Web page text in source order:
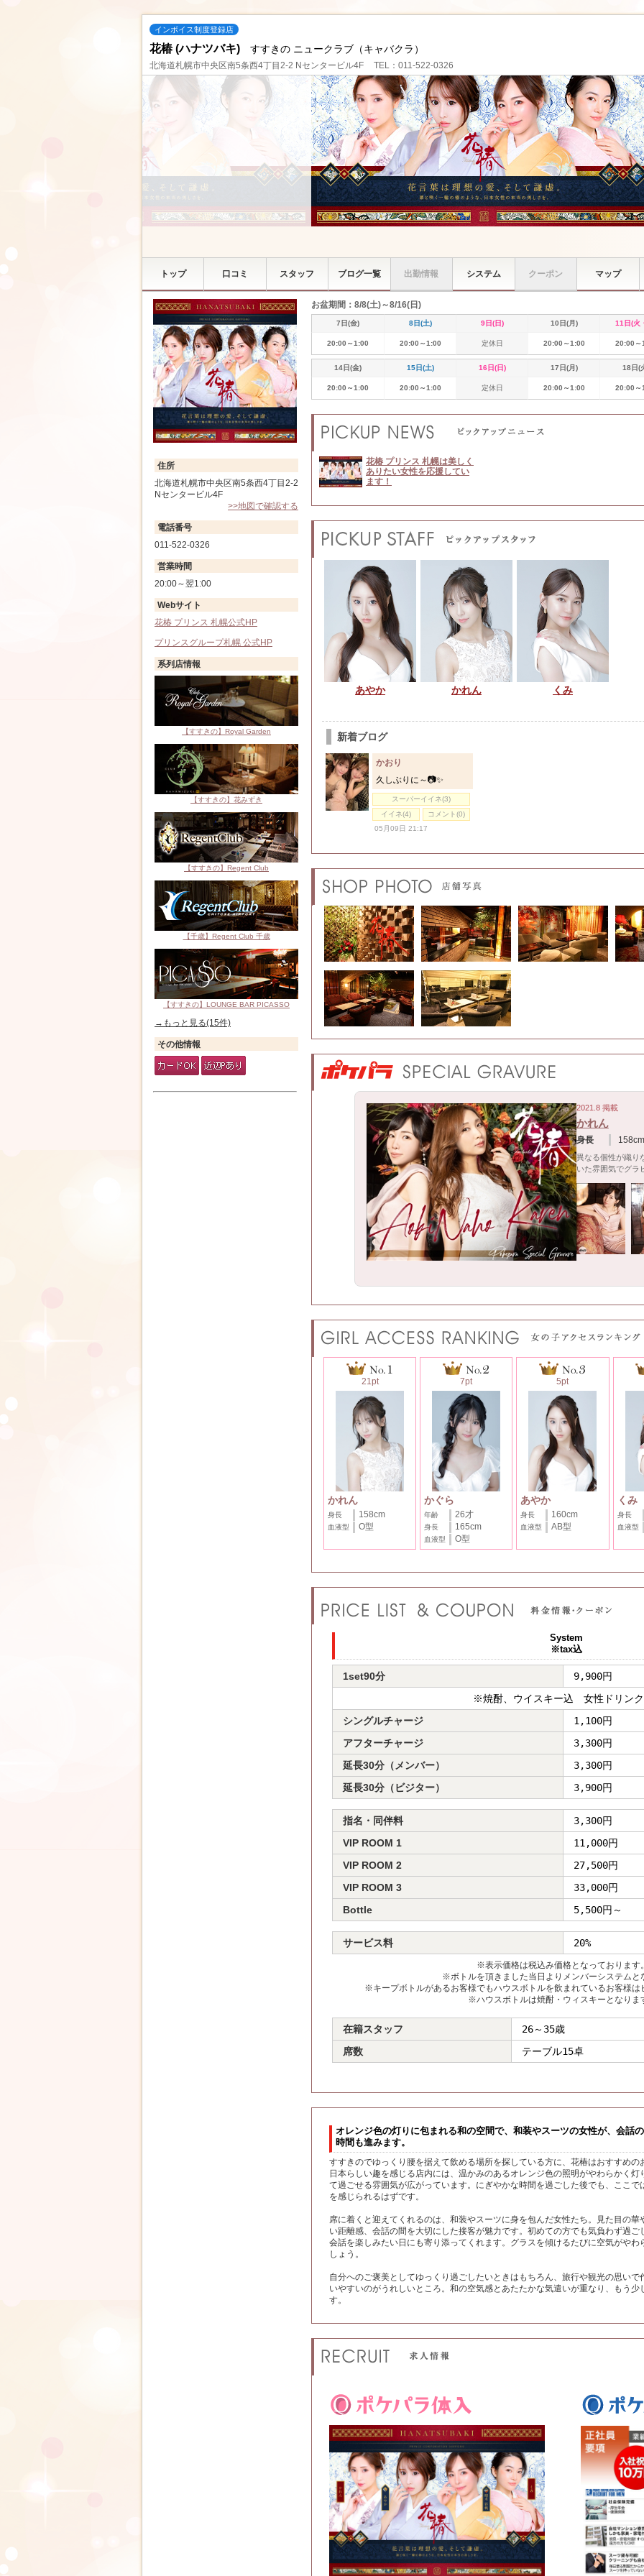
インボイス制度登録店
花椿 (ハナツバキ) すすきの ニュークラブ（キャバクラ）
北海道札幌市中央区南5条西4丁目2-2 Nセンタービル4F TEL：011-522-0326
トップ 口コミ スタッフ ブログ一覧 出勤情報 システム クーポン マップ
お盆期間：8/8(土)～8/16(日)
7日(金) 8日(土) 9日(日) 10日(月) 11日(火
20:00～1:00 20:00～1:00 定休日 20:00～1:00 20:00～
14日(金) 15日(土) 16日(日) 17日(月) 18日(
20:00～1:00 20:00～1:00 定休日 20:00～1:00 20:00～
花椿 プリンス 札幌は美しく
ありたい女性を応援してい
ます！
あやか かれん くみ
新着ブログ
かおり
久しぶりに～📷✨
スーパーイイネ(3)
イイネ(4)
コメント(0)
05月09日 21:17
2021.8 掲載
かれん
身長 158cm
異なる個性が織り
いた雰囲気でグラ
21pt
かれん
身長 158cm
血液型 O型
7pt
かぐら
年齢 26才
身長 165cm
血液型 O型
5pt
あやか
身長 160cm
血液型 AB型
くみ
身長
血液型
System
※tax込
1set90分
9,900円
※焼酎、ウイスキー込 女性ドリン
シングルチャージ
1,100円
アフターチャージ
3,300円
延長30分（メンバー）
3,300円
延長30分（ビジター）
3,900円
指名・同伴料
3,300円
VIP ROOM 1
11,000円
VIP ROOM 2
27,500円
VIP ROOM 3
33,000円
Bottle
5,500円～
サービス料 20%
※表示価格は税込み価格となっております
※ボトルを頂きました当日よりメンバーシステムと
※キープボトルがあるお客様でもハウスボトルを飲まれているお客様は
※ハウスボトルは焼酎・ウィスキーとなりま
在籍スタッフ
26～35歳
席数
テーブル15卓
オレンジ色の灯りに包まれる和の空間で、和装やスーツの女性が、会話
時間も進みます。
すすきのでゆっくり腰を据えて飲める場所を探している方に、花椿はおすすめの
日本らしい趣を感じる店内には、温かみのあるオレンジ色の照明がやわらかく
て過ごせる雰囲気が広がっています。にぎやかな時間を過ごした後でも、ここ
を感じられるはずです。
席に着くと迎えてくれるのは、和装やスーツに身を包んだ女性たち。見た目の
い距離感、会話の間を大切にした接客が魅力です。初めての方でも気負わず過
会話を楽しみたい日にも寄り添ってくれます。グラスを傾けるたびに空気がや
しょう。
自分へのご褒美としてゆっくり過ごしたいときはもちろん、旅行や観光の思い
いやすいのがうれしいところ。和の空気感とあたたかな気遣いが重なり、もう
す。
住所
北海道札幌市中央区南5条西4丁目2-2
Nセンタービル4F
>>地図で確認する
電話番号
011-522-0326
営業時間
20:00～翌1:00
Webサイト
花椿 プリンス 札幌公式HP
プリンスグループ札幌 公式HP
系列店情報
【すすきの】Royal Garden
【すすきの】花みずき
【すすきの】Regent Club
【千歳】Regent Club 千歳
【すすきの】LOUNGE BAR PICASSO
→もっと見る(15件)
その他情報